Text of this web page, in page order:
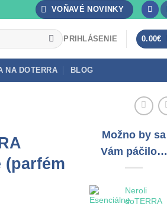
VOŇAVÉ NOVINKY
PRIHLÁSENIE 0.00€
NA DOTERRA BLOG
(parfém
Možno by sa
Vám páčilo…
Neroli
doTERRA